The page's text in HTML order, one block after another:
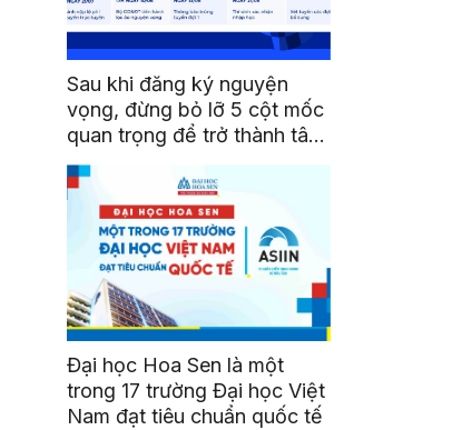
Sau khi đăng ký nguyện
vọng, đừng bỏ lỡ 5 cột mốc
quan trọng để trở thành tân
sinh viên HSU
Đại học Hoa Sen là một
trong 17 trường Đại học Việt
Nam đạt tiêu chuẩn quốc tế